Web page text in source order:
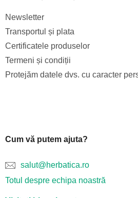
Newsletter
Transportul și plata
Certificatele produselor
Termeni și condiții
Protejăm datele dvs. cu caracter
Cum vă putem ajuta?
salut@herbatica.ro
Totul despre echipa noastră